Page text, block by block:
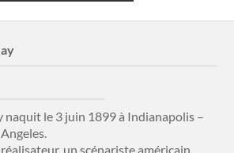
naquit le 3 juin 1899 à Indianapolis –
un scénariste américain,